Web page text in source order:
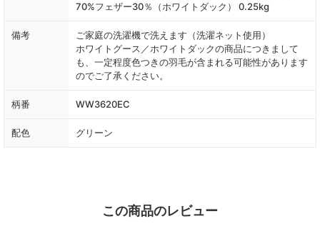
70%フェザー30％（ホワイトダック） 0.25kg
備考
ご家庭の洗濯機で洗えます（洗濯ネット使用）
ホワイトグース／ホワイトダックの商品につきまして
も、一定程度色つきの羽毛が含まれる可能性があります
のでご了承ください。
柄番 WW3620EC
配色 グリーン
この商品のレビュー